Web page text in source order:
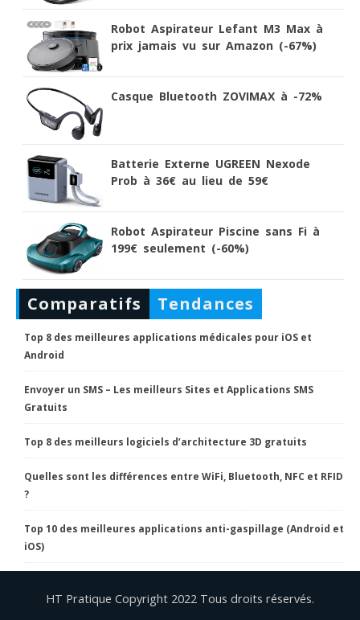
Robot Aspirateur Lefant M3 Max à
prix jamais vu sur Amazon (-67%)
Casque Bluetooth ZOVIMAX à -72%
Batterie Externe UGREEN Nexode
Prob à 36€ au lieu de 59€
Robot Aspirateur Piscine sans Fi à
199€ seulement (-60%)
Comparatifs Tendances
Top 8 des meilleures applications médicales pour iOS et
Android
Envoyer un SMS – Les meilleurs Sites et Applications SMS
Gratuits
Top 8 des meilleurs logiciels d’architecture 3D gratuits
Quelles sont les différences entre WiFi, Bluetooth, NFC et RFID
?
Top 10 des meilleures applications anti-gaspillage (Android et
iOS)
HT Pratique Copyright 2022 Tous droits réservés.